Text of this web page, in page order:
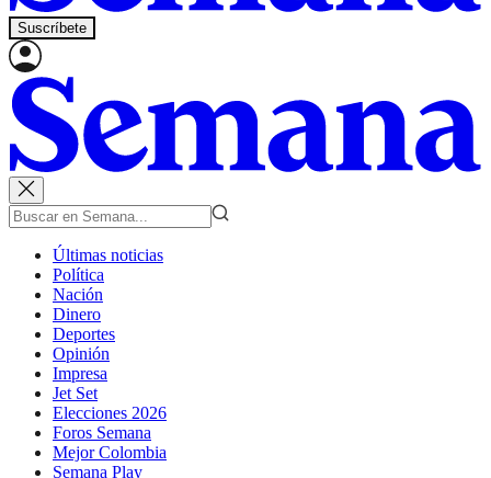
Suscríbete
Últimas noticias
Política
Nación
Dinero
Deportes
Opinión
Impresa
Jet Set
Elecciones 2026
Foros Semana
Mejor Colombia
Semana Play